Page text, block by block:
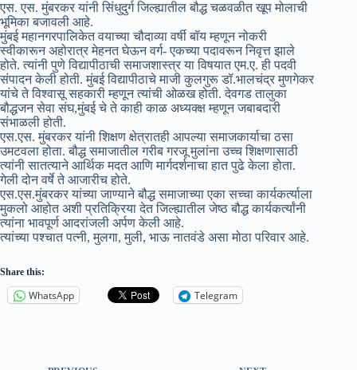
एस. एस. मुंबरकर यांनी सिंधुदुर्ग जिल्ह्यातील बौद्ध चळवळीत खूप मोलाची
भूमिका बजावली आहे.
मुंबई महानगरपालिकेत वयाच्या चौदाव्या वर्षी बॉय म्हणून नोकरी
स्वीकारून अहोरात्र मेहनत घेऊन वर्ग- एकच्या पदावरून निवृत्त झाले
होते. त्यांनी पुणे विद्यापीठाची समाजशास्त्र या विषयात एम.ए. ही पदवी
संपादन केली होती. मुंबई विद्यापीठाचे माजी कुलगुरू डॉ.भालचंद्र मुणगेकर
यांचे ते विश्वासू सहकारी म्हणून त्यांची ओळख होती. देवगड तालुका
बौद्धजन सेवा संघ,मुंबई चे ते काही काळ अध्यक्क्ष म्हणून जबाबदारी
संभाळली होती.
एस.एस. मुंबरकर यांनी शिक्षण क्षेत्रातही आपल्या समाजकार्याचा ठसा
उमटवला होता. बौद्ध समाजातील गरीब गरजू मुलांना उच्च शिक्षणासाठी
त्यांनी सातत्याने आर्थिक मदत आणि मार्गदर्शनाचा हात पुढे केला होता.
गेली दोन वर्षे ते आजारीच होते.
एस.एस.मुंबरकर यांच्या जाण्याने बौद्ध समाजाच्या एका सच्चा कार्यकर्त्याला
मुकलो आहोत अशी प्रतिक्रिया देत जिल्ह्यातील जेष्ठ बौद्ध कार्यकर्त्यांनी
त्यांना भावपूर्ण आदरांजली अर्पण केली आहे.
त्यांच्या पश्चात पत्नी, मुलगा, मुली, भाऊ नातवंडे असा मोठा परिवार आहे.
Share this:
WhatsApp Telegram